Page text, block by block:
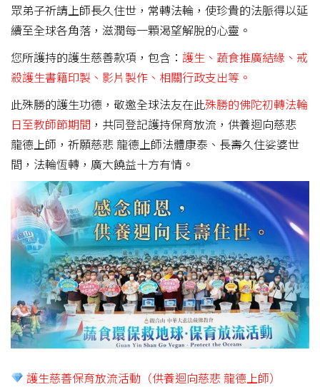
眾弟子祈請上師長久住世，常轉法輪，使珍貴的法脈得以延
續至全球各角落，滋潤每一顆渴望解脫的心靈。
您所護持的護生慈善款項，包含： 護生、蔬食推廣結緣、戒
殺護生書籍印製、影片製作、相關行政支出等。
此殊勝的護生功德，敬邀全球法友在此殊勝的佛陀初轉法輪
日至教師節期間 ，共同登記護持保育放流，供養迴向慈悲
龍德上師，祈願慈悲 龍德上師法體康泰、長壽久住娑婆世
間，法輪恆轉，廣大饒益十方有情。
護生慈善保育放流活動（供養迴向慈悲 龍德上師）